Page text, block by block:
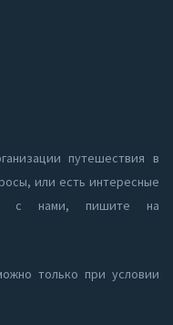
путешествия в
или есть интересные
с нами, пишите на
только при условии